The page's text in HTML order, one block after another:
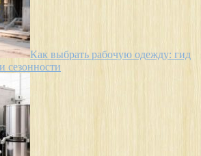
Как выбрать рабочую одежду: гид
сезонности